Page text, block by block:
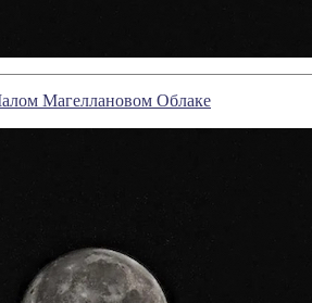
Магеллановом Облаке